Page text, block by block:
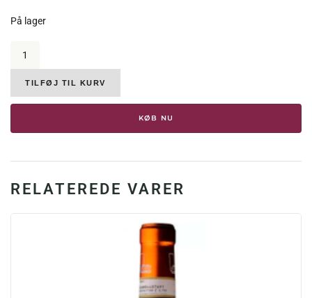
På lager
Alessandria,
Barolo
San
Lorenzo,
2019,
antal
TILFØJ TIL KURV
KØB NU
RELATEREDE VARER